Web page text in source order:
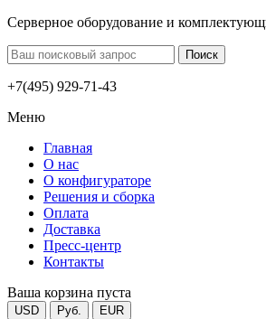
Серверное оборудование и
+7(495) 929-71-43
Меню
Главная
О нас
О конфигураторе
Решения и сборка
Оплата
Доставка
Пресс-центр
Контакты
Ваша корзина пуста
USD Руб. EUR